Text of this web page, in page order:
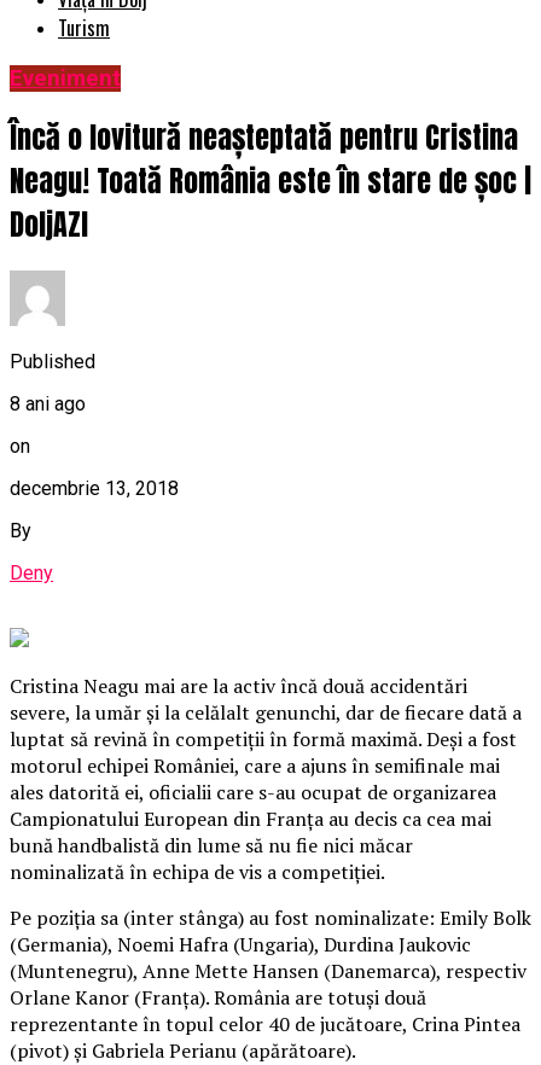
Turism
Eveniment
Încă o lovitură neașteptată pentru Cristina
Neagu! Toată România este în stare de șoc |
DoljAZI
Published
8 ani ago
on
decembrie 13, 2018
By
Deny
Cristina Neagu mai are la activ încă două accidentări
severe, la umăr şi la celălalt genunchi, dar de fiecare dată a
luptat să revină în competiţii în formă maximă. Deşi a fost
motorul echipei României, care a ajuns în semifinale mai
ales datorită ei, oficialii care s-au ocupat de organizarea
Campionatului European din Franţa au decis ca cea mai
bună handbalistă din lume să nu fie nici măcar
nominalizată în echipa de vis a competiţiei.
Pe poziţia sa (inter stânga) au fost nominalizate: Emily Bolk
(Germania), Noemi Hafra (Ungaria), Durdina Jaukovic
(Muntenegru), Anne Mette Hansen (Danemarca), respectiv
Orlane Kanor (Franţa). România are totuşi două
reprezentante în topul celor 40 de jucătoare, Crina Pintea
(pivot) şi Gabriela Perianu (apărătoare).